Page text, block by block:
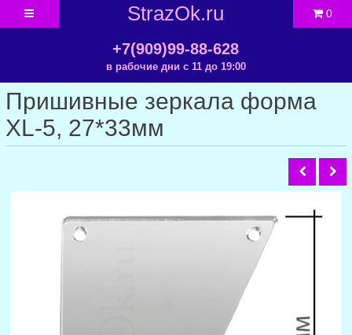
StrazOk.ru
+7(909)99-88-628
в рабочие дни с 11 до 19:00
0
Пришивные зеркала форма
XL-5, 27*33мм